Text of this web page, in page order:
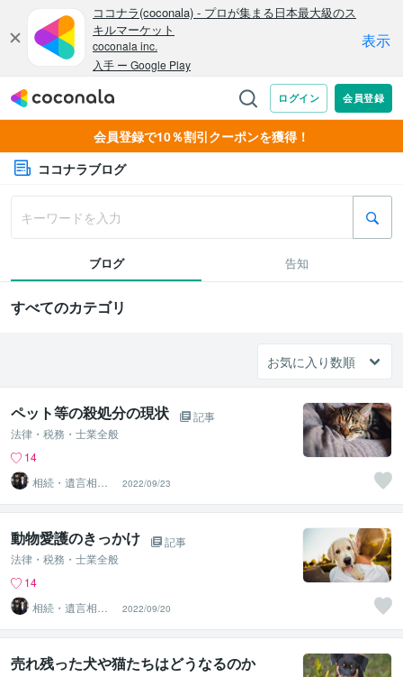
会員登録で10％割引クーポンを獲得！
ココナラブログ
ブログ 告知
すべてのカテゴリ
ペット等の殺処分の現状
記事
法律・税務・士業全般
14
相続・遺言相談
所
2022/09/23
動物愛護のきっかけ
記事
法律・税務・士業全般
14
相続・遺言相談
所
2022/09/20
売れ残った犬や猫たちはどうなるのか